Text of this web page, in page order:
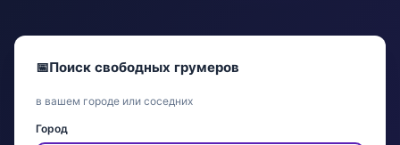
📅Поиск свободных грумеров
в вашем городе или соседних
Город